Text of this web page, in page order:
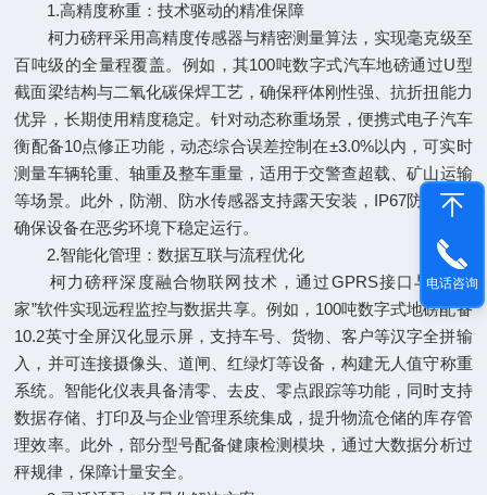
1.高精度称重：技术驱动的精准保障
柯力磅秤采用高精度传感器与精密测量算法，实现毫克级至
百吨级的全量程覆盖。例如，其100吨数字式汽车地磅通过U型
截面梁结构与二氧化碳保焊工艺，确保秤体刚性强、抗折扭能力
优异，长期使用精度稳定。针对动态称重场景，便携式电子汽车
衡配备10点修正功能，动态综合误差控制在±3.0%以内，可实时
测量车辆轮重、轴重及整车重量，适用于交警查超载、矿山运输
等场景。此外，防潮、防水传感器支持露天安装，IP67防护等级
确保设备在恶劣环境下稳定运行。
2.智能化管理：数据互联与流程优化
柯力磅秤深度融合物联网技术，通过GPRS接口与“衡管
家”软件实现远程监控与数据共享。例如，100吨数字式地磅配备
10.2英寸全屏汉化显示屏，支持车号、货物、客户等汉字全拼输
入，并可连接摄像头、道闸、红绿灯等设备，构建无人值守称重
系统。智能化仪表具备清零、去皮、零点跟踪等功能，同时支持
数据存储、打印及与企业管理系统集成，提升物流仓储的库存管
理效率。此外，部分型号配备健康检测模块，通过大数据分析过
秤规律，保障计量安全。
电话咨询